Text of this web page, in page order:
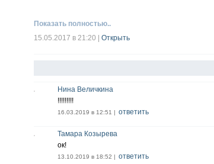
34. Глубокие реки неслышно текут.
35. Если отправился в путь по собственному
Показать полностью..
15.05.2017 в 21:20
Открыть
Нина Величкина
!!!!!!!!!
16.03.2019 в 12:51 | ответить
Тамара Козырева
ок!
13.10.2019 в 18:52 | ответить